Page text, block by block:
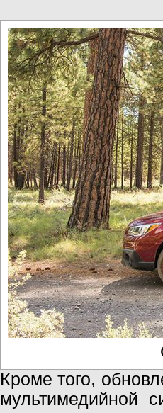
Кроме того,
мультимедийной